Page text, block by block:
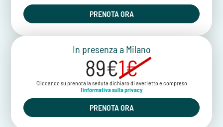
PRENOTA ORA
In presenza a Milano
89€1€
Cliccando su prenota la seduta dichiaro di aver letto e compreso
l'informativa sulla privacy
PRENOTA ORA